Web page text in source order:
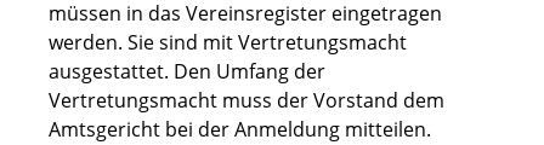
müssen in das Vereinsregister eingetragen
werden. Sie sind mit Vertretungsmacht
ausgestattet. Den Umfang der
Vertretungsmacht muss der Vorstand dem
Amtsgericht bei der Anmeldung mitteilen.